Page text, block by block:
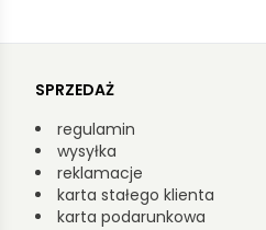
SPRZEDAŻ
regulamin
wysyłka
reklamacje
karta stałego klienta
karta podarunkowa